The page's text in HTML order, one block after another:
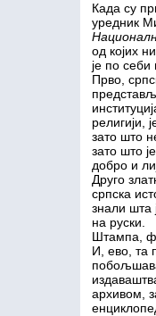
Када су
уредник
од којих
је по себи
Прво,
религији,
зато што
зато што
добро и
Друго
српска
знали шта
на руски.
Штампа,
И, ево, та
архивом,